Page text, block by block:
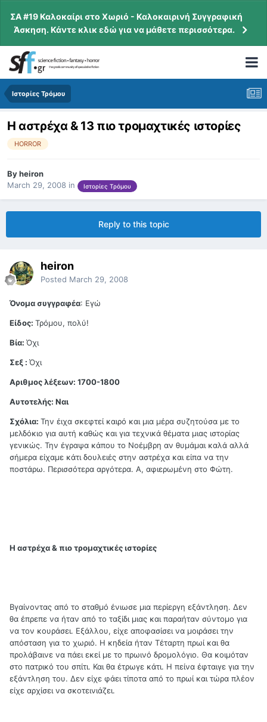
ΣΑ #19 Καλοκαίρι στο Χωριό - Καλοκαιρινή Συγγραφική
Άσκηση. Κάντε κλικ εδώ για να μάθετε περισσότερα.
Ιστορίες Τρόμου
Η αστρέχα & 13 πιο τρομαχτικές ιστορίες
HORROR
Byheiron
March 29, 2008 in Ιστορίες Τρόμου
Reply to this topic
heiron
Posted March 29, 2008
Όνομασυγγραφέα: Εγώ
Είδος: Τρόμου, πολύ!
Βία: Όχι
Σεξ : Όχι
Αριθμος λέξεων: 1700-1800
Αυτοτελής: Ναι
Σχόλια: Την έιχα σκεφτεί καιρό και μια μέρα συζητούσα με το
μελδόκιο για αυτή καθώς και για τεχνικά θέματα μιας ιστορίας
γενικώς. Την έγραψα κάπου το Νοέμβρη αν θυμάμαι καλά αλλά
σήμερα είχαμε κάτι δουλειές στην αστρέχα και είπα να την
ποστάρω. Περισσότερα αργότερα. Α, αφιερωμένη στο Φώτη.
Η αστρέχα & πιο τρομαχτικές ιστορίες
Βγαίνοντας από το σταθμό ένιωσε μια περίεργη εξάντληση. Δεν
θα έπρεπε να ήταν από το ταξίδι μιας και παραήταν σύντομο για
να τον κουράσει. Εξάλλου, είχε αποφασίσει να μοιράσει την
απόσταση για το χωριό. Η κηδεία ήταν Τέταρτη πρωί και θα
προλάβαινε να πάει εκεί με το πρωινό δρομολόγιο. Θα κοιμόταν
στο πατρικό του σπίτι. Και θα έτρωγε κάτι. Η πείνα έφταιγε για την
εξάντληση του. Δεν είχε φάει τίποτα από το πρωί και τώρα πλέον
είχε αρχίσει να σκοτεινιάζει.